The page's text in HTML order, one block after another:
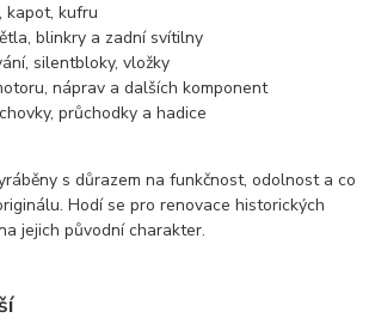
kapot, kufru
blinkry a zadní svítilny
silentbloky, vložky
náprav a dalších komponent
průchodky a hadice
s důrazem na funkčnost, odolnost a co
Hodí se pro renovace historických
jejich původní charakter.